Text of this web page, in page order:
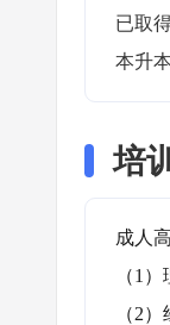
已取
本升
培
成人
（1
（2